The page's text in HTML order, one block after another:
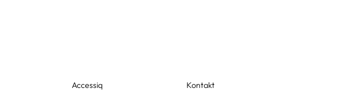
Accessiq Kontakt